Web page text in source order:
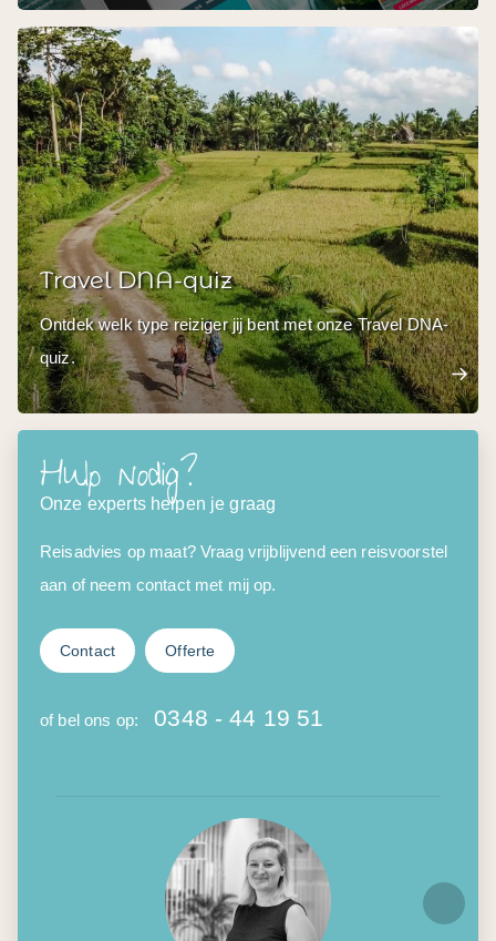
Travel DNA-quiz
Ontdek welk type reiziger jij bent met onze Travel DNA-
quiz.
Hulp nodig?
Onze experts helpen je graag
Reisadvies op maat? Vraag vrijblijvend een reisvoorstel
aan of neem contact met mij op.
Contact Offerte
of bel ons op: 0348 - 44 19 51